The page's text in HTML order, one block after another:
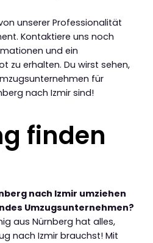
unserer Professionalität
Kontaktiere uns noch
und ein
zu erhalten. Du wirst sehen,
für
nach Izmir sind!
finden
nach Izmir umziehen
Umzugsunternehmen?
aus Nürnberg hat alles,
nach Izmir brauchst! Mit